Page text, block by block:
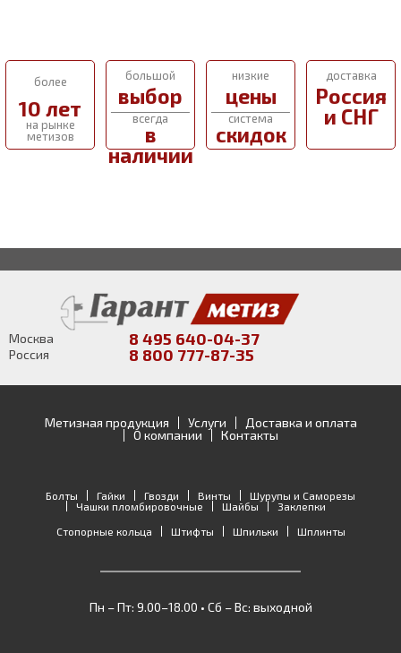
более
10 лет
на рынке
метизов
большой
выбор
всегда
в
наличии
низкие
цены
система
скидок
доставка
Россия
и СНГ
Москва 8 495 640-04-37
Россия 8 800 777-87-35
Метизная продукция Услуги
Доставка и оплата
О компании
Контакты
Болты Гайки Гвозди Винты
Шурупы и Саморезы
Чашки пломбировочные
Шайбы
Заклепки
Стопорные кольца
Штифты Шпильки Шплинты
Пн – Пт: 9.00–18.00 • Сб – Вс: выходной